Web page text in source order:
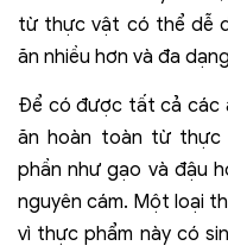
từ thực vật có thể dễ
ăn nhiều hơn và đa
Để có được tất cả các
ăn hoàn toàn từ
phần như gạo và đậu
nguyên cám. Một loại
vì thực phẩm này có